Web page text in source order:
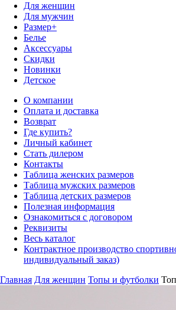
Для женщин
Для мужчин
Размер+
Белье
Аксессуары
Скидки
Новинки
Детское
О компании
Оплата и доставка
Возврат
Где купить?
Личный кабинет
Стать дилером
Контакты
Таблица женских размеров
Таблица мужских размеров
Таблица детских размеров
Полезная информация
Ознакомиться с договором
Реквизиты
Весь каталог
Контрактное производство
индивидуальный заказ)
Главная Для женщин Топы и футболки